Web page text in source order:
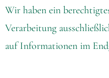
Wir haben ein
Verarbeitung
auf Informationen im